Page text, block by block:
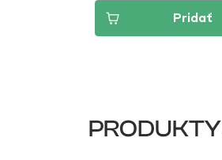
Pridať